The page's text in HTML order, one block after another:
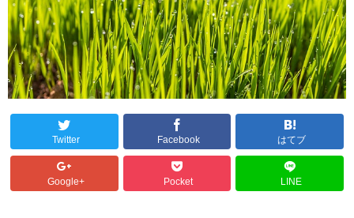
Twitter Facebook はてブ
Google+ Pocket LINE